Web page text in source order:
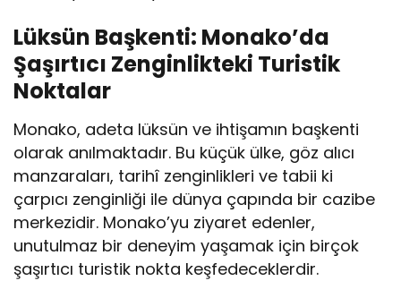
Lüksün Başkenti: Monako’da
Şaşırtıcı Zenginlikteki Turistik
Noktalar
Monako, adeta lüksün ve ihtişamın başkenti
olarak anılmaktadır. Bu küçük ülke, göz alıcı
manzaraları, tarihî zenginlikleri ve tabii ki
çarpıcı zenginliği ile dünya çapında bir cazibe
merkezidir. Monako’yu ziyaret edenler,
unutulmaz bir deneyim yaşamak için birçok
şaşırtıcı turistik nokta keşfedeceklerdir.